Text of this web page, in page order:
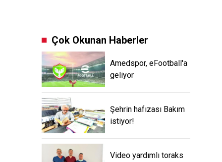
Çok Okunan Haberler
Amedspor, eFootball'a
geliyor
Şehrin hafızası Bakım
istiyor!
Video yardımlı toraks